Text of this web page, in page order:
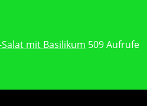
mit Basilikum 509 Aufrufe